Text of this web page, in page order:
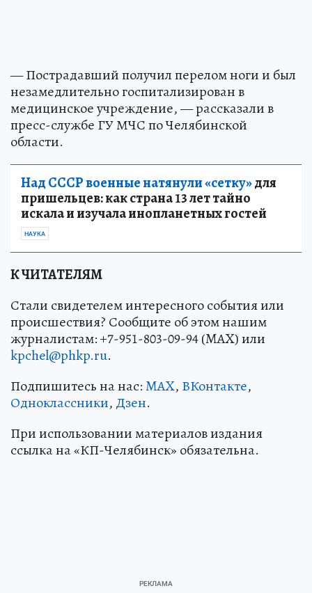
— Пострадавший получил перелом ноги и был
незамедлительно госпитализирован в
медицинское учреждение, — рассказали в
пресс-службе ГУ МЧС по Челябинской
области.
Над СССР военные натянули «сетку»для
пришельцев: как страна 13 лет тайно
искала и изучала инопланетных гостей
НАУКА
К ЧИТАТЕЛЯМ
Стали свидетелем интересного события или
происшествия? Сообщите об этом нашим
журналистам: +7-951-803-09-94 (MAX) или
kpchel@phkp.ru.
Подпишитесь на нас:MAX, ВКонтакте,
Одноклассники, Дзен.
При использовании материалов издания
ссылка на «КП-Челябинск» обязательна.